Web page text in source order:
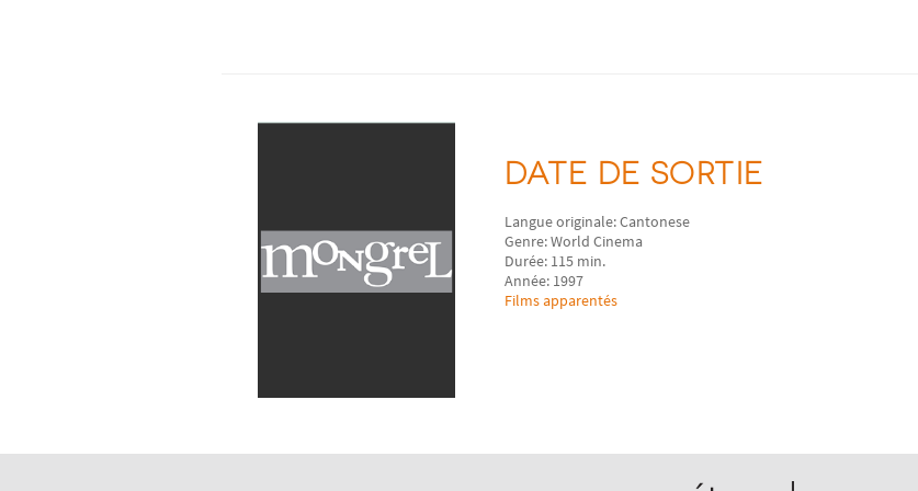
DATE DE SORTIE
Langue originale: Cantonese
Genre: World Cinema
Durée: 115 min.
Année: 1997
Films apparentés